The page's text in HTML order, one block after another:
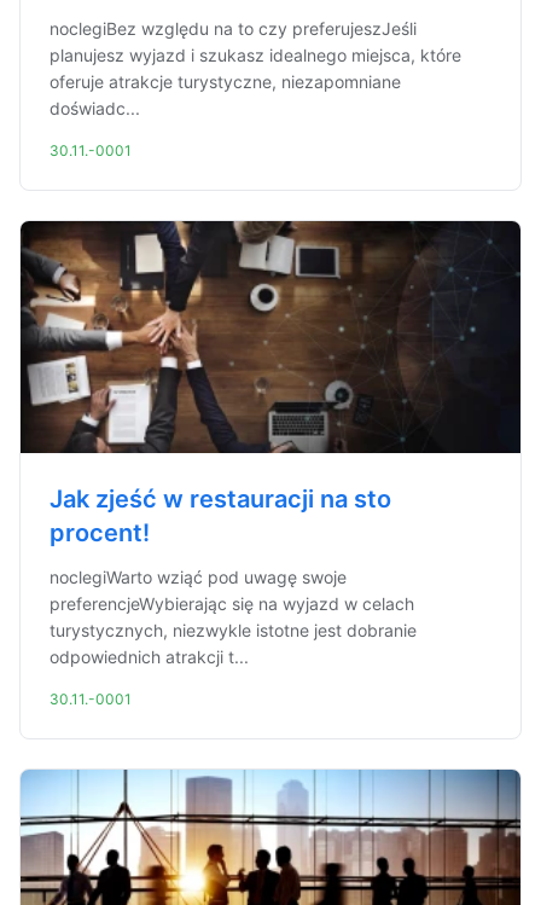
noclegiBez względu na to czy preferujeszJeśli
planujesz wyjazd i szukasz idealnego miejsca, które
oferuje atrakcje turystyczne, niezapomniane
doświadc...
30.11.-0001
Jak zjeść w restauracji na sto
procent!
noclegiWarto wziąć pod uwagę swoje
preferencjeWybierając się na wyjazd w celach
turystycznych, niezwykle istotne jest dobranie
odpowiednich atrakcji t...
30.11.-0001